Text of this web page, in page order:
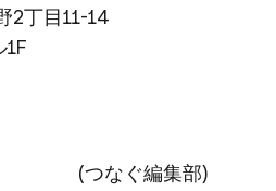
2丁目11-14
1F
(つなぐ​編集部​)